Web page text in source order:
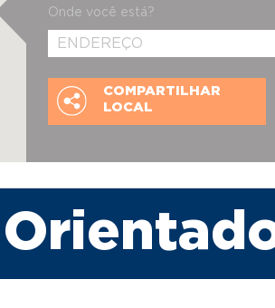
Onde você está?
COMPARTILHAR
LOCAL